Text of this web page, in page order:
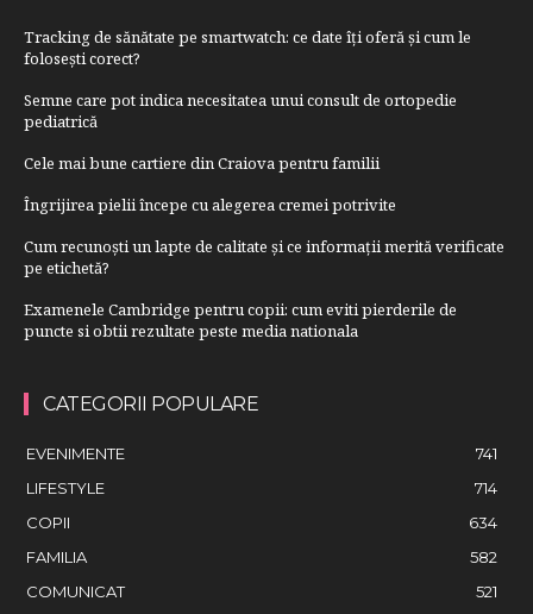
Tracking de sănătate pe smartwatch: ce date îți oferă și cum le
folosești corect?
Semne care pot indica necesitatea unui consult de ortopedie
pediatrică
Cele mai bune cartiere din Craiova pentru familii
Îngrijirea pielii începe cu alegerea cremei potrivite
Cum recunoști un lapte de calitate și ce informații merită verificate
pe etichetă?
Examenele Cambridge pentru copii: cum eviti pierderile de
puncte si obtii rezultate peste media nationala
CATEGORII POPULARE
EVENIMENTE
741
LIFESTYLE
714
COPII
634
FAMILIA
582
COMUNICAT
521